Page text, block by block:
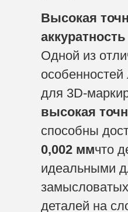
Высокая
аккуратность
Одной из
особенностей
для 3D-
высокая
способны
0,002 ммчто
идеальными
деталей на